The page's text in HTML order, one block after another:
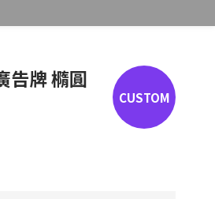
牌 橢圓